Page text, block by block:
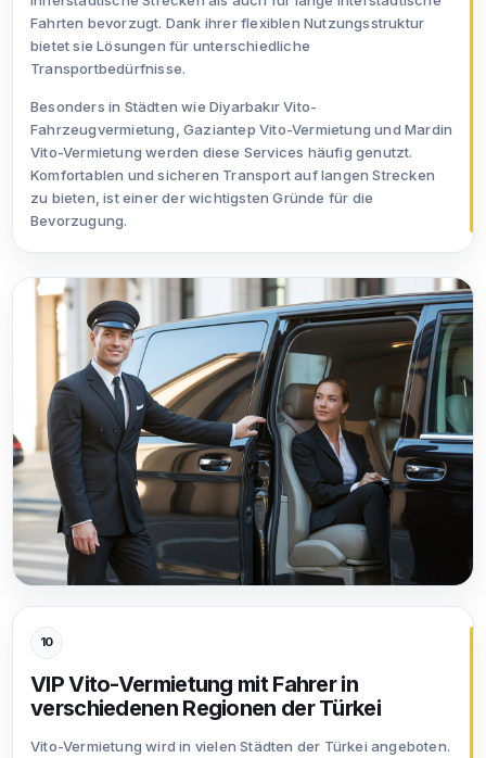
Fahrten bevorzugt. Dank ihrer flexiblen Nutzungsstruktur
bietet sie Lösungen für unterschiedliche
Transportbedürfnisse.
Besonders in Städten wie Diyarbakır Vito-
Fahrzeugvermietung, Gaziantep Vito-Vermietung und Mardin
Vito-Vermietung werden diese Services häufig genutzt.
Komfortablen und sicheren Transport auf langen Strecken
zu bieten, ist einer der wichtigsten Gründe für die
Bevorzugung.
10
VIP Vito-Vermietung mit Fahrer in
verschiedenen Regionen der Türkei
Vito-Vermietung wird in vielen Städten der Türkei angeboten.